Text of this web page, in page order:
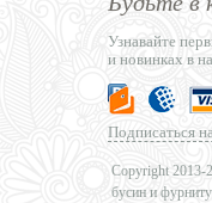
Узнавайте
и новинках в
Подписаться
Copyright 2013-
бусин и